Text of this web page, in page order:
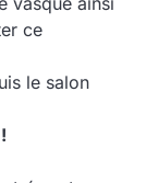
ce
le salon